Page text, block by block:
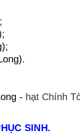
- hạt Chính
SINH.